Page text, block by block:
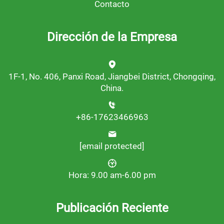
Contacto
Dirección de la Empresa
1F-1, No. 406, Panxi Road, Jiangbei District, Chongqing,
China.
+86-17623466963
[email protected]
Hora: 9.00 am-6.00 pm
Publicación Reciente